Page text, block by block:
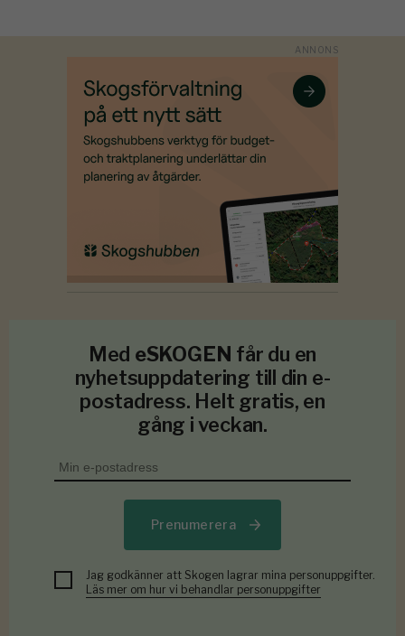
Med eSKOGEN får du en
nyhetsuppdatering till din e-
postadress. Helt gratis, en
gång i veckan.
Prenumerera
Jag godkänner att Skogen lagrar mina personuppgifter.
Läs mer om hur vi behandlar personuppgifter